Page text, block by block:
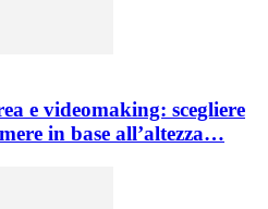
e videomaking: scegliere
in base all’altezza…